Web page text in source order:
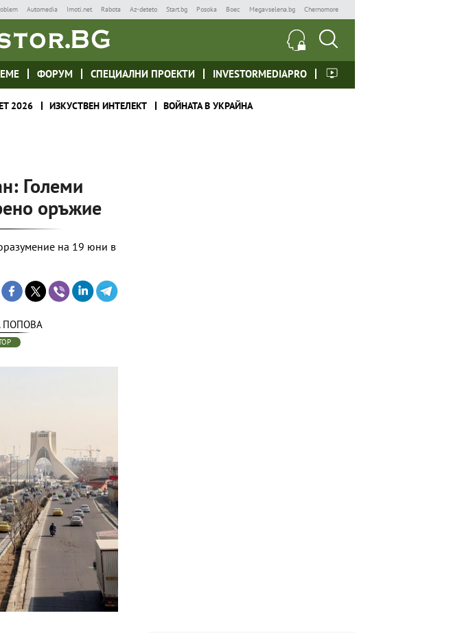
Automedia Imoti.net Rabota Az-deteto Start.bg Posoka Boec Megavselena.bg Chernomore
ФОРУМ СПЕЦИАЛНИ ПРОЕКТИ INVESTORMEDIAPRO
2026 ИЗКУСТВЕН ИНТЕЛЕКТ ВОЙНАТА В УКРАЙНА
Големи
оръжие
на 19 юни в
ПОПОВА